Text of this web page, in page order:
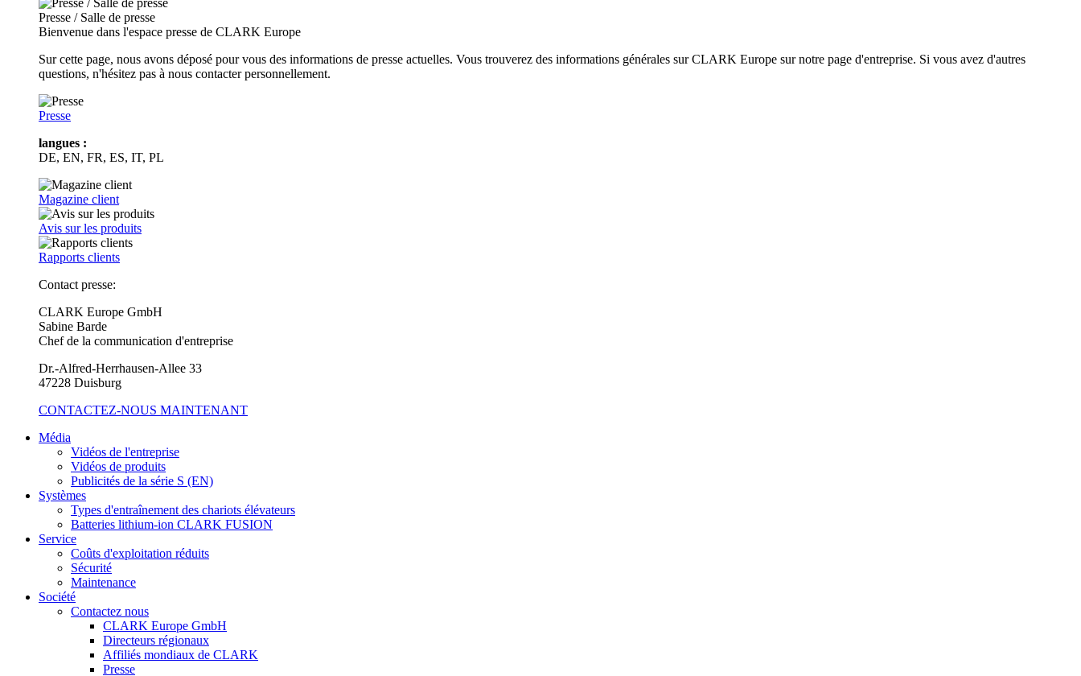
Presse / Salle de presse
Bienvenue dans l'espace presse de CLARK Europe
Sur cette page, nous avons déposé pour vous des informations de presse actuelles. Vous trouverez des informations générales sur CLARK Europe sur notre page d'entreprise. Si vous avez d'autres
questions, n'hésitez pas à nous contacter personnellement.
Presse
langues :
DE, EN, FR, ES, IT, PL
Magazine client
Avis sur les produits
Rapports clients
Contact presse:
CLARK Europe GmbH
Sabine Barde
Chef de la communication d'entreprise
Dr.-Alfred-Herrhausen-Allee 33
47228 Duisburg
CONTACTEZ-NOUS MAINTENANT
Média
Vidéos de l'entreprise
Vidéos de produits
Publicités de la série S (EN)
Systèmes
Types d'entraînement des chariots élévateurs
Batteries lithium-ion CLARK FUSION
Service
Coûts d'exploitation réduits
Sécurité
Maintenance
Société
Contactez nous
CLARK Europe GmbH
Directeurs régionaux
Affiliés mondiaux de CLARK
Presse